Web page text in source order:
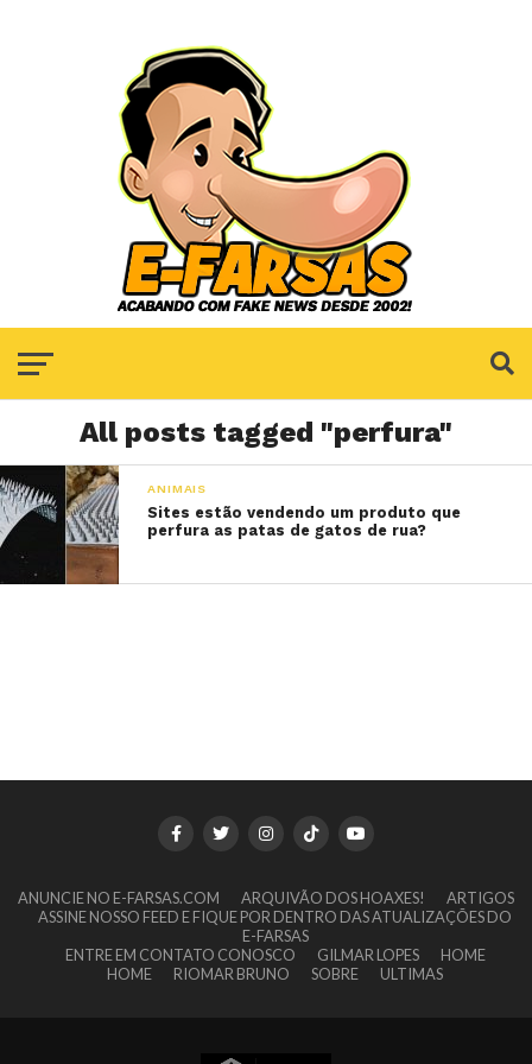
All posts tagged "perfura"
ANIMAIS
Sites estão vendendo um produto que
perfura as patas de gatos de rua?
ANUNCIE NO E-FARSAS.COM ARQUIVÃO DOS HOAXES!
ARTIGOS
ASSINE NOSSO FEED E FIQUE POR DENTRO DAS ATUALIZAÇÕES DO
E-FARSAS
ENTRE EM CONTATO CONOSCO
GILMAR LOPES
HOME
HOME
RIOMAR BRUNO SOBRE ULTIMAS